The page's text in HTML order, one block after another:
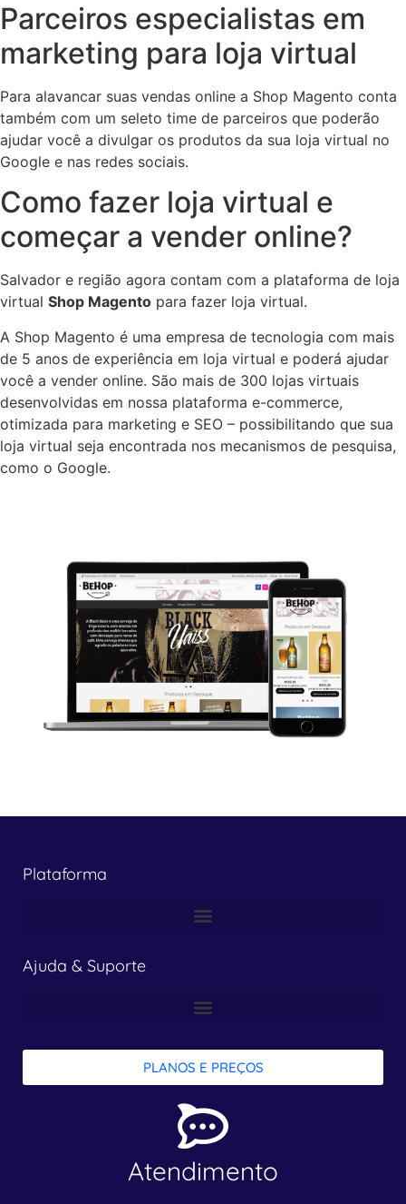
Parceiros especialistas em
marketing para loja virtual
Para alavancar suas vendas online a Shop Magento conta
também com um seleto time de parceiros que poderão
ajudar você a divulgar os produtos da sua loja virtual no
Google e nas redes sociais.
Como fazer loja virtual e
começar a vender online?
Salvador e região agora contam com a plataforma de loja
virtual Shop Magento para fazer loja virtual.
A Shop Magento é uma empresa de tecnologia com mais
de 5 anos de experiência em loja virtual e poderá ajudar
você a vender online. São mais de 300 lojas virtuais
desenvolvidas em nossa plataforma e-commerce,
otimizada para marketing e SEO – possibilitando que sua
loja virtual seja encontrada nos mecanismos de pesquisa,
como o Google.
Plataforma
Ajuda & Suporte
PLANOS E PREÇOS
Atendimento